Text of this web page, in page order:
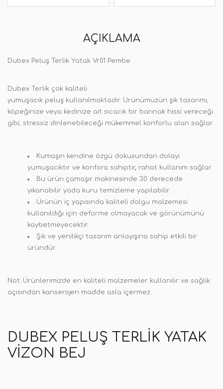
AÇIKLAMA
Dubex Peluş Terlik Yatak Vr01 Pembe
Dubex Terlik çok kaliteli
yumuşacık peluş kullanılmaktadır. Ürünümüzün şık tasarımı,
köpeğinize veya kedinize ait sıcacık bir barınak hissi vereceği
gibi, stressiz dinlenebileceği mükemmel konforlu alan sağlar.
Kumaşın kendine özgü dokusundan dolayı
yumuşacıktır ve konfora sahiptir, rahat kullanım sağlar.
Bu ürün çamaşır makinesinde 30 derecede
yıkanabilir yada kuru temizleme yapılabilir.
Ürünün iç yapısında kaliteli dolgu malzemesi
kullanıldığı için deforme olmayacak ve görünümünü
kaybetmeyecektir.
Şık ve yenilikçi tasarım anlayışına sahip etkili bir
üründür.
Not: Ürünlerimizde en kaliteli malzemeler kullanılır ve sağlık
açısından kanserojen madde asla içermez.
DUBEX PELUŞ TERLIK YATAK
VIZON BEJ